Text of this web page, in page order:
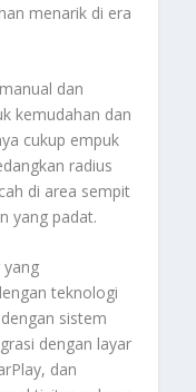
menarik di era
dan
kemudahan dan
cukup empuk
radius
di area sempit
yang padat.
yang
teknologi
sistem
dengan layar
dan